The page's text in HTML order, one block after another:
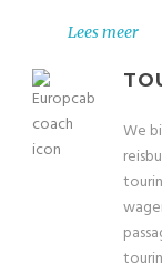
Lees meer
We